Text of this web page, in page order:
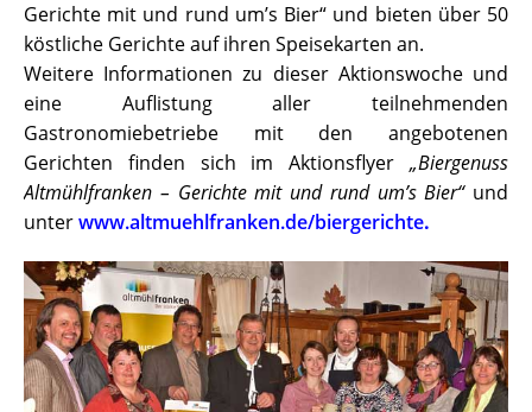
Gerichte mit und rund um’s Bier“ und bieten über 50
köstliche Gerichte auf ihren Speisekarten an.
Weitere Informationen zu dieser Aktionswoche und
eine Auflistung aller teilnehmenden
Gastronomiebetriebe mit den angebotenen
Gerichten finden sich im Aktionsflyer „Biergenuss
Altmühlfranken – Gerichte mit und rund um’s Bier“ und
unterwww.altmuehlfranken.de/biergerichte.